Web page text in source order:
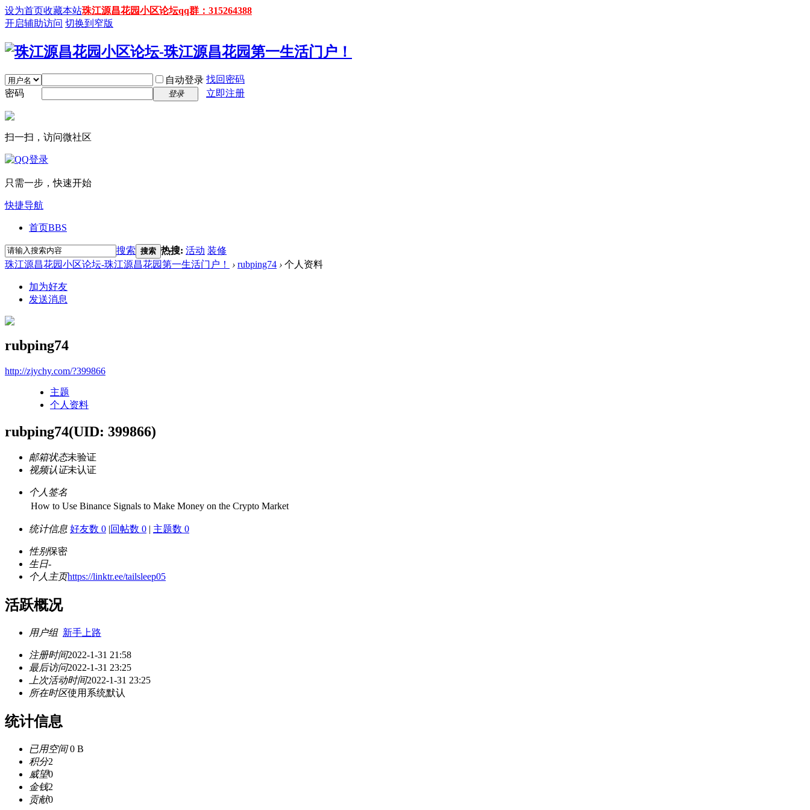
设为首页收藏本站珠江源昌花园小区论坛qq群：315264388
开启辅助访问 切换到窄版
自动登录 找回密码
密码
登录 立即注册
扫一扫，访问微社区
只需一步，快速开始
快捷导航
首页BBS
搜索 搜索 热搜: 活动 装修
珠江源昌花园小区论坛-珠江源昌花园第一生活门户！
› rubping74 › 个人资料
加为好友
发送消息
rubping74
http://zjychy.com/?399866
主题
个人资料
rubping74(UID: 399866)
邮箱状态未验证
视频认证未认证
个人签名
How to Use Binance Signals to Make Money on the Crypto Market
统计信息 好友数 0 |回帖数 0 | 主题数 0
性别保密
生日-
个人主页https://linktr.ee/tailsleep05
活跃概况
用户组 新手上路
注册时间2022-1-31 21:58
最后访问2022-1-31 23:25
上次活动时间2022-1-31 23:25
所在时区使用系统默认
统计信息
已用空间0 B
积分2
威望0
金钱2
贡献0